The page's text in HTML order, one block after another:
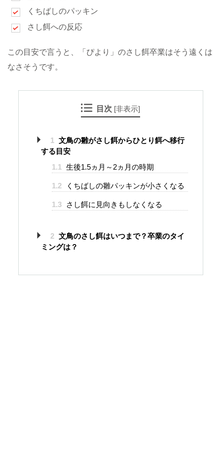
くちばしのパッキン
さし餌への反応
この目安で言うと、「ぴより」のさし餌卒業はそう遠くは
なさそうです。
目次 [非表示]
1 文鳥の雛がさし餌からひとり餌へ移行
する目安
1.1 生後1.5ヵ月～2ヵ月の時期
1.2 くちばしの雛パッキンが小さくなる
1.3 さし餌に見向きもしなくなる
2 文鳥のさし餌はいつまで？卒業のタイ
ミングは？